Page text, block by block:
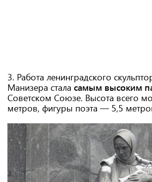
3. Работа ленинградского
Манизера стала самым высоким
Советском Союзе. Высота всего
метров, фигуры поэта — 5,5